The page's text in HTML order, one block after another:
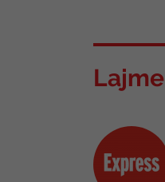
Lajme